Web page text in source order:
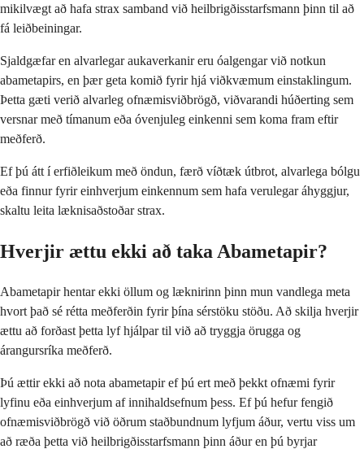
mikilvægt að hafa strax samband við heilbrigðisstarfsmann þinn til að
fá leiðbeiningar.
Sjaldgæfar en alvarlegar aukaverkanir eru óalgengar við notkun
abametapirs, en þær geta komið fyrir hjá viðkvæmum einstaklingum.
Þetta gæti verið alvarleg ofnæmisviðbrögð, viðvarandi húðerting sem
versnar með tímanum eða óvenjuleg einkenni sem koma fram eftir
meðferð.
Ef þú átt í erfiðleikum með öndun, færð víðtæk útbrot, alvarlega bólgu
eða finnur fyrir einhverjum einkennum sem hafa verulegar áhyggjur,
skaltu leita læknisaðstoðar strax.
Hverjir ættu ekki að taka Abametapir?
Abametapir hentar ekki öllum og læknirinn þinn mun vandlega meta
hvort það sé rétta meðferðin fyrir þína sérstöku stöðu. Að skilja hverjir
ættu að forðast þetta lyf hjálpar til við að tryggja örugga og
árangursríka meðferð.
Þú ættir ekki að nota abametapir ef þú ert með þekkt ofnæmi fyrir
lyfinu eða einhverjum af innihaldsefnum þess. Ef þú hefur fengið
ofnæmisviðbrögð við öðrum staðbundnum lyfjum áður, vertu viss um
að ræða þetta við heilbrigðisstarfsmann þinn áður en þú byrjar